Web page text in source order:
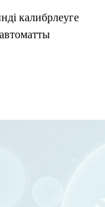
калибрлеуге